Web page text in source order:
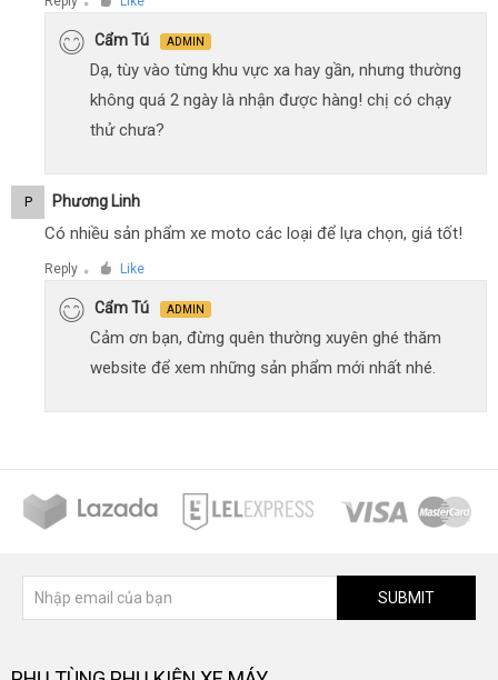
●
Cẩm Tú ADMIN
Dạ, tùy vào từng khu vực xa hay gần, nhưng thường
không quá 2 ngày là nhận được hàng! chị có chạy
thử chưa?
P Phương Linh
Có nhiều sản phẩm xe moto các loại để lựa chọn, giá tốt!
Reply ● Like
Cẩm Tú ADMIN
Cảm ơn bạn, đừng quên thường xuyên ghé thăm
website để xem những sản phẩm mới nhất nhé.
SUBMIT